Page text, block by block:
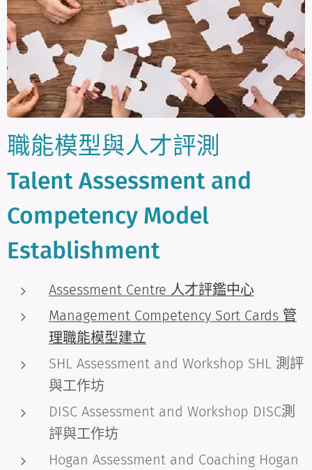
職能模型與人才評測
Talent Assessment and
Competency Model
Establishment
Assessment Centre 人才評鑑中心
Management Competency Sort Cards 管
理職能模型建立
SHL Assessment and Workshop SHL 測評
與工作坊
DISC Assessment and Workshop DISC測
評與工作坊
Hogan Assessment and Coaching Hogan